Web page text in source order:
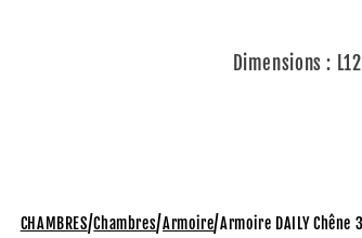
Dimensions :
CHAMBRES/Chambres/Armoire/Armoire DAILY